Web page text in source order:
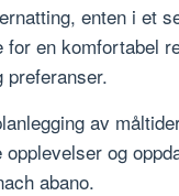
enten i et
for en komfortabel
preferanser.
av
opplevelser og
abano.